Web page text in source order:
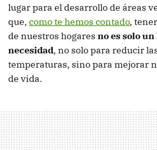
lugar para el desarrollo de áreas
que, como te hemos contado,
de nuestros hogares no es solo
necesidad, no solo para reducir
temperaturas, sino para mejorar
de vida.